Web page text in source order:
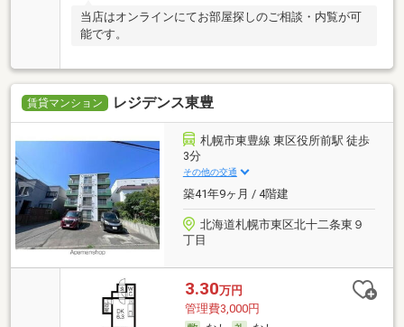
当店はオンラインにてお部屋探しのご相談・内覧が可
能です。
賃貸マンション レジデンス東豊
札幌市東豊線 東区役所前駅 徒歩
3分
その他の交通
築41年9ヶ月 / 4階建
北海道札幌市東区北十二条東９
丁目
3.30万円
管理費3,000円